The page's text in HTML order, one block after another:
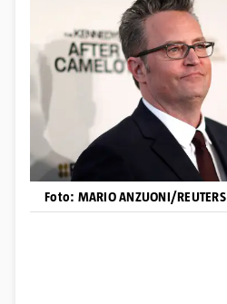
Foto: MARIO ANZUONI/REUTERS